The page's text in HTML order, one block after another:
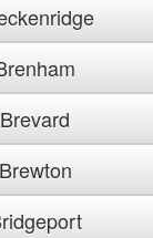
Brevard
Brewton